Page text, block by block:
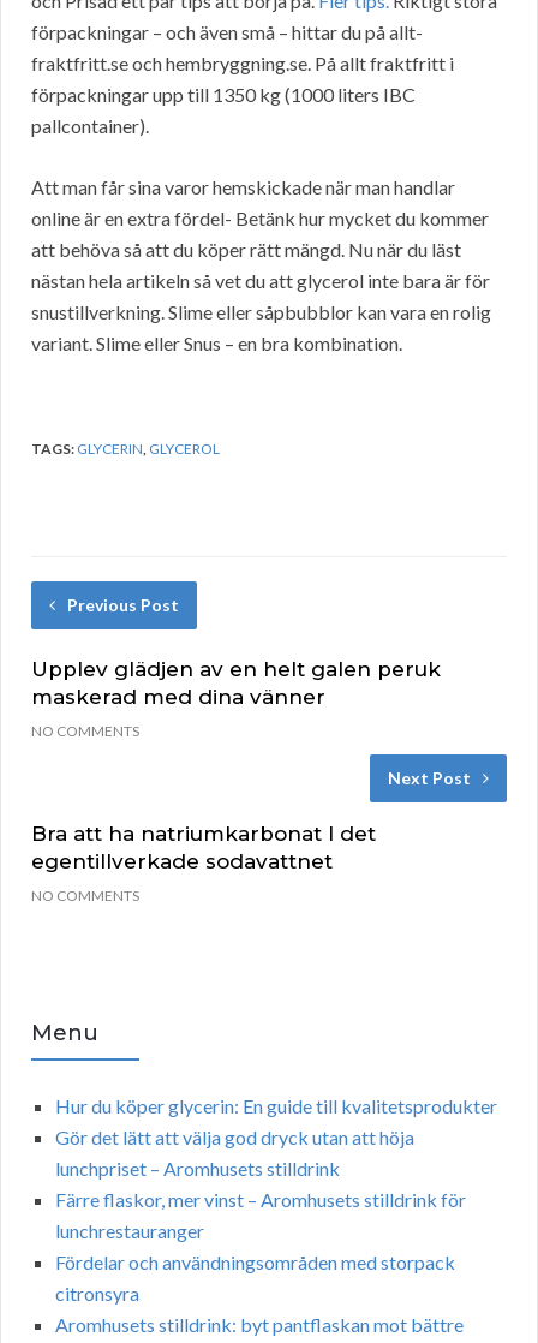
förpackningar – och även små – hittar du på allt-
fraktfritt.se och hembryggning.se. På allt fraktfritt i
förpackningar upp till 1350 kg (1000 liters IBC
pallcontainer).
Att man får sina varor hemskickade när man handlar
online är en extra fördel- Betänk hur mycket du kommer
att behöva så att du köper rätt mängd. Nu när du läst
nästan hela artikeln så vet du att glycerol inte bara är för
snustillverkning. Slime eller såpbubblor kan vara en rolig
variant. Slime eller Snus – en bra kombination.
TAGS: GLYCERIN, GLYCEROL
Previous Post
Upplev glädjen av en helt galen peruk
maskerad med dina vänner
NO COMMENTS
Next Post
Bra att ha natriumkarbonat I det
egentillverkade sodavattnet
NO COMMENTS
Menu
Hur du köper glycerin: En guide till kvalitetsprodukter
Gör det lätt att välja god dryck utan att höja
lunchpriset – Aromhusets stilldrink
Färre flaskor, mer vinst – Aromhusets stilldrink för
lunchrestauranger
Fördelar och användningsområden med storpack
citronsyra
Aromhusets stilldrink: byt pantflaskan mot bättre